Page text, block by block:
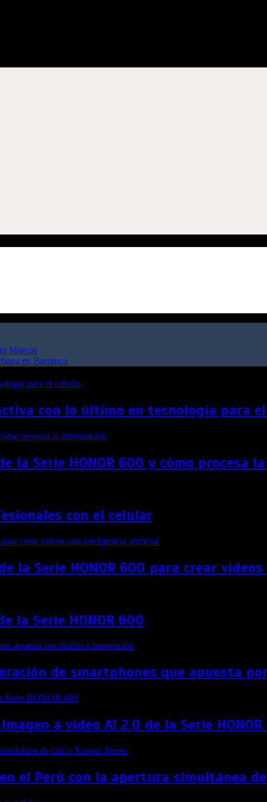
Marcos
en Barranco
con lo último en tecnología para
Serie HONOR 600 y cómo procesa
con el celular
la Serie HONOR 600 para crear
la Serie HONOR 600
de smartphones que apuesta
a video AI 2.0 de la Serie
el Perú con la apertura simultánea